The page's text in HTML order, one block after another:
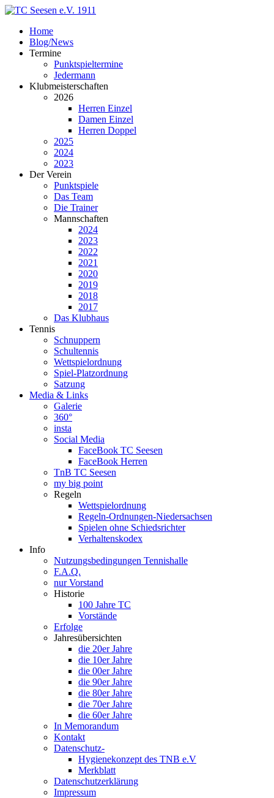
Home
Blog/News
Termine
Punktspieltermine
Jedermann
Klubmeisterschaften
2026
Herren Einzel
Damen Einzel
Herren Doppel
2025
2024
2023
Der Verein
Punktspiele
Das Team
Die Trainer
Mannschaften
2024
2023
2022
2021
2020
2019
2018
2017
Das Klubhaus
Tennis
Schnuppern
Schultennis
Wettspielordnung
Spiel-Platzordnung
Satzung
Media & Links
Galerie
360°
insta
Social Media
FaceBook TC Seesen
FaceBook Herren
TnB TC Seesen
my big point
Regeln
Wettspielordnung
Regeln-Ordnungen-Niedersachsen
Spielen ohne Schiedsrichter
Verhaltenskodex
Info
Nutzungsbedingungen Tennishalle
F.A.Q.
nur Vorstand
Historie
100 Jahre TC
Vorstände
Erfolge
Jahresübersichten
die 20er Jahre
die 10er Jahre
die 00er Jahre
die 90er Jahre
die 80er Jahre
die 70er Jahre
die 60er Jahre
In Memorandum
Kontakt
Datenschutz-
Hygienekonzept des TNB e.V
Merkblatt
Datenschutzerklärung
Impressum